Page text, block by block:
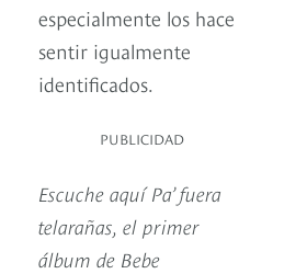
especialmente los hace
sentir igualmente
identificados.
PUBLICIDAD
Escuche aquí Pa’ fuera
telarañas, el primer
álbum de Bebe